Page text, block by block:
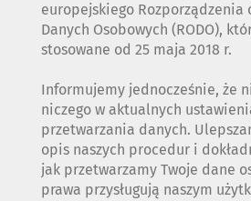
europejskiego Rozporządzenia
Danych Osobowych (RODO),
stosowane od 25 maja 2018 r.
Informujemy jednocześnie, że
niczego w aktualnych
przetwarzania danych.
opis naszych procedur i
jak przetwarzamy Twoje dane
prawa przysługują naszym